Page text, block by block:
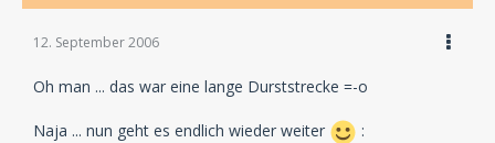
12. September 2006
Oh man ... das war eine lange Durststrecke =-o
Naja ... nun geht es endlich wieder weiter :